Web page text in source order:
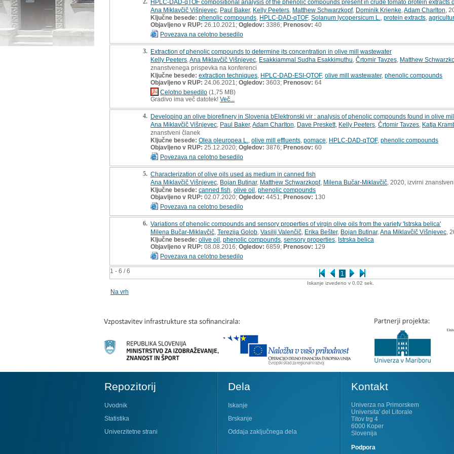
1 - 6 / 6 1
HPLC-DAD-qTOF compositional analysis of the phenolic compounds present in crude tomato protein extracts
Ana Miklavčič Višnjevec Paul Baker, Kelly Peeters Matthew Schwarzkopf, Dominik Krienke Adam Charlton ,
Ključne besede: phenolic compounds HPLC-DAD-qTOF, Solanum lycopersicum L. protein extracts
Objavljeno v RUP: 26.10.2021; Ogledov: 3386; Prenosov: 40
Povezava na celotno besedilo
3. Extraction of phenolic compounds to determine its concentration in olive mill wastewater
Kelly Peeters Ana Miklavčič Višnjevec Esakkiammal Sudha Esakkimuthu Črtomir Tavzes Matthew
znanstvenega prispevka na konferenci
Ključne besede: extraction techniques HPLC-DAD-ESI-QTOF, olive mill wastewater, phenolic compounds
Objavljeno v RUP: 24.06.2021; Ogledov: 3603; Prenosov: 64
Celotno besedilo (1,75 MB)
Gradivo ima več datotek! Več...
4. Developing an olive biorefinery in Slovenia bElektronski vir : analysis of phenolic compounds found in olive
Ana Miklavčič Višnjevec Paul Baker, Adam Charlton Dave Preskett, Kelly Peeters Črtomir Tavzes Katja
znanstveni članek
Ključne besede: Olea oleuropea L. olive mill effluents pomace HPLC-DAD-qTOF, phenolic compounds
Objavljeno v RUP: 25.12.2020; Ogledov: 3876; Prenosov: 60
Povezava na celotno besedilo
5. Characterization of olive oils used as medium in canned fish
Ana Miklavčič Višnjevec Bojan Butinar, Matthew Schwarzkopf, Milena Bučar-Miklavčič , 2020, izvirni
Ključne besede: canned fish olive oil phenolic compounds
Objavljeno v RUP: 02.07.2020; Ogledov: 4451; Prenosov: 130
Povezava na celotno besedilo
6. Variations of phenolic compounds and sensory properties of virgin olive oils from the variety 'Istrska belica'
Milena Bučar-Miklavčič Terezija Golob Vasilij Valenčič Erika Bešter, Bojan Butinar, Ana Miklavčič Višnjevec ,
Ključne besede: olive oil phenolic compounds sensory properties Istrska belica
Objavljeno v RUP: 08.08.2016; Ogledov: 6859; Prenosov: 129
Povezava na celotno besedilo
Iskanje izvedeno v 0.02 sek.
Na vrh
Repozitorij
Uvodnik
Statistika
Univerzitetne strani
Dela
Iskanje
Brskanje
Oddaja zaključnega dela
Kontakt
Univerza na Primorskem
Universita' del Litorale
Titov trg 4
6000 Koper
Slovenija
Podpora